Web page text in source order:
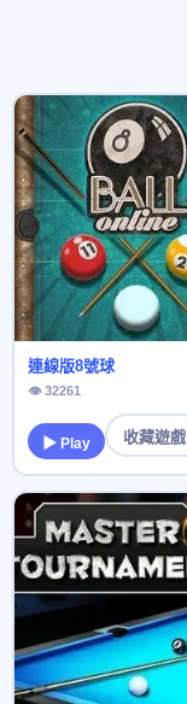
連線版8號球
👁 32261
▶ Play 收藏遊戲